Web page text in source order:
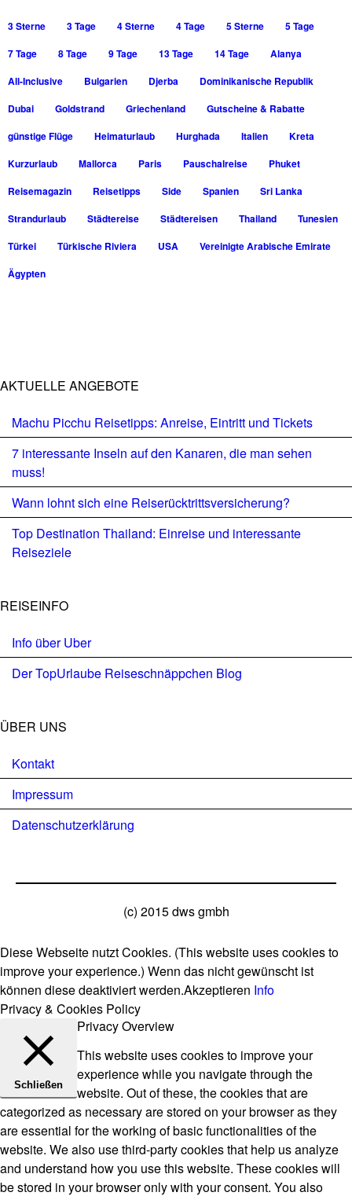
3 Sterne 3 Tage 4 Sterne 4 Tage 5 Sterne
5 Tage
7 Tage
8 Tage 9 Tage 13 Tage 14 Tage
Alanya
All-Inclusive
Bulgarien Djerba
Dominikanische Republik
Dubai
Goldstrand Griechenland
Gutscheine & Rabatte
günstige Flüge
Heimaturlaub Hurghada Italien
Kreta
Kurzurlaub
Mallorca Paris Pauschalreise
Phuket
Reisemagazin
Reisetipps Side Spanien
Sri Lanka
Strandurlaub
Städtereise Städtereisen Thailand
Tunesien
Türkei
Türkische Riviera USA
Vereinigte Arabische Emirate
Ägypten
AKTUELLE ANGEBOTE
Machu Picchu Reisetipps: Anreise, Eintritt und Tickets
7 interessante Inseln auf den Kanaren, die man sehen
muss!
Wann lohnt sich eine Reiserücktrittsversicherung?
Top Destination Thailand: Einreise und interessante
Reiseziele
REISEINFO
Info über Uber
Der TopUrlaube Reiseschnäppchen Blog
ÜBER UNS
Kontakt
Impressum
Datenschutzerklärung
(c) 2015 dws gmbh
Diese Webseite nutzt Cookies. (This website uses cookies to
improve your experience.) Wenn das nicht gewünscht ist
können diese deaktiviert werden.Akzeptieren Info
Privacy & Cookies Policy
Schließen
Privacy Overview
This website uses cookies to improve your
experience while you navigate through the
website. Out of these, the cookies that are
categorized as necessary are stored on your browser as they
are essential for the working of basic functionalities of the
website. We also use third-party cookies that help us analyze
and understand how you use this website. These cookies will
be stored in your browser only with your consent. You also